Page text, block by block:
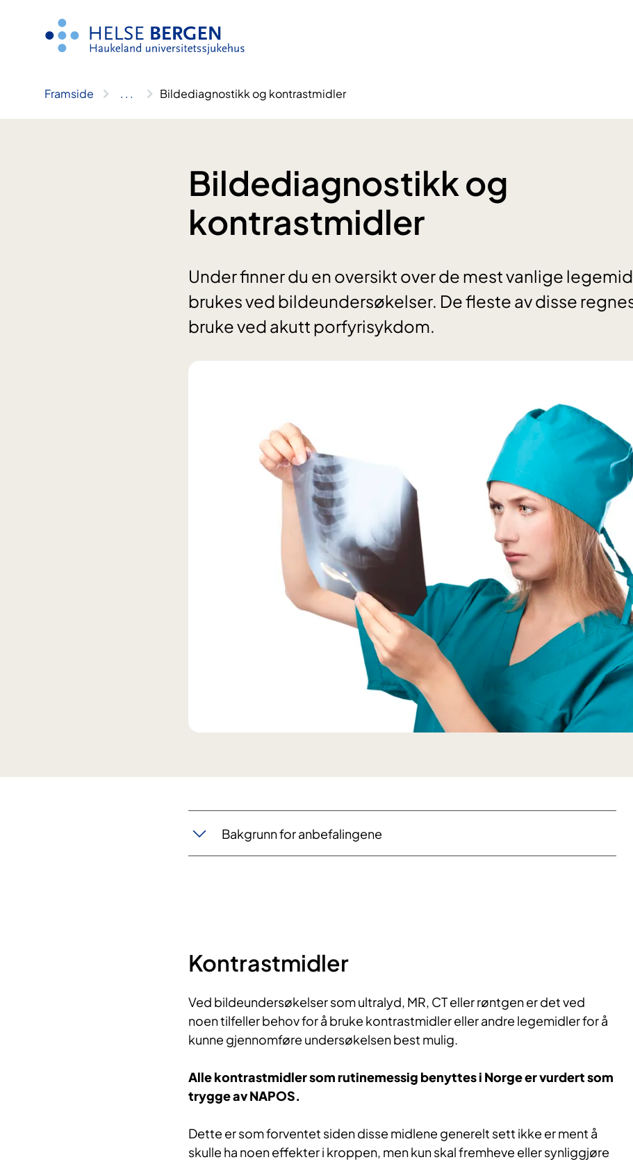
Framside .. . Bildediagnostikk og kontrastmidler
Bildediagnostikk og
kontrastmidler
Under finner du en oversikt over de mest vanlige
brukes ved bildeundersøkelser. De fleste av disse
bruke ved akutt porfyrisykdom.
Bakgrunn for anbefalingene
Kontrastmidler
Ved bildeundersøkelser som ultralyd, MR, CT eller røntgen er det ved
noen tilfeller behov for å bruke kontrastmidler eller andre legemidler for å
kunne gjennomføre undersøkelsen best mulig.
Alle kontrastmidler som rutinemessig benyttes i Norge er vurdert som
trygge av NAPOS.
Dette er som forventet siden disse midlene generelt sett ikke er ment å
skulle ha noen effekter i kroppen, men kun skal fremheve eller synliggjøre